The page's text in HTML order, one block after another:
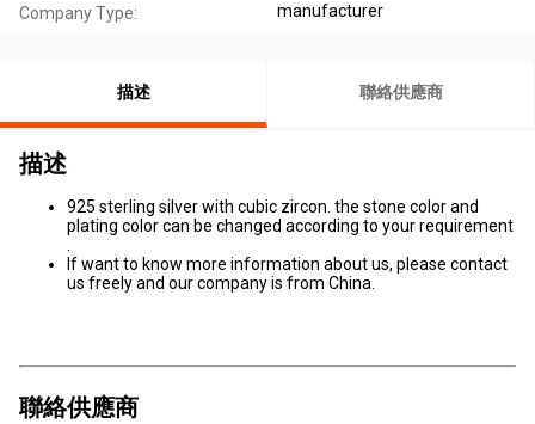
Company Type: manufacturer
描述 聯絡供應商
描述
925 sterling silver with cubic zircon. the stone color and
plating color can be changed according to your requirement
If want to know more information about us, please contact
us freely and our company is from China.
聯絡供應商